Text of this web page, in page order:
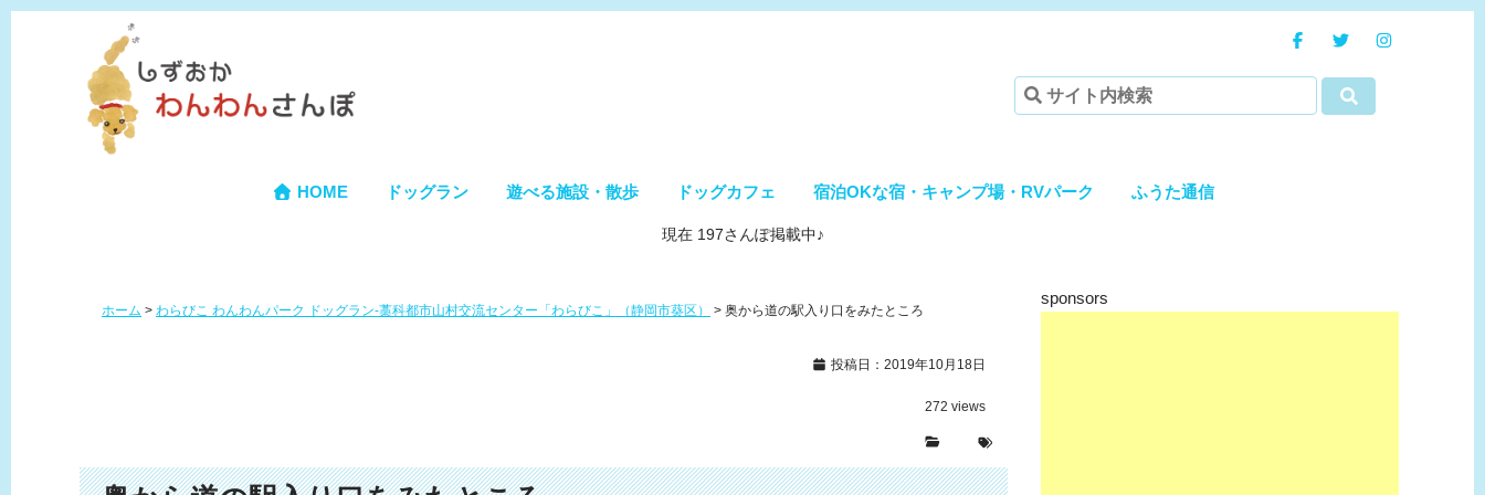
HOME ドッグラン 遊べる施設・散歩 ドッグカフェ 宿泊OKな宿・キャンプ場・RVパーク ふうた通信
現在 197さんぽ掲載中♪
ホーム > わらびこ わんわんパーク ドッグラン-藁科都市山村交流センター「わらびこ」（静岡市葵区） > 奥から道の駅入り口をみたところ
投稿日：2019年10月18日
272 views
sponsors